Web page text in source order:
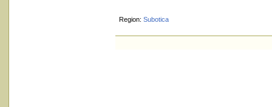
Region: Subotica